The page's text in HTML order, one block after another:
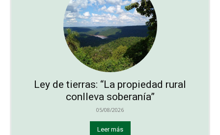
Ley de tierras: “La propiedad rural
conlleva soberanía”
05/08/2026
Leer más